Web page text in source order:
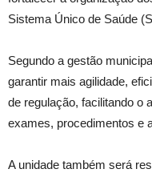
Sistema Único de Saúde
Segundo a gestão
garantir mais agilidade,
de regulação, facilitando o
exames, procedimentos e
A unidade também será